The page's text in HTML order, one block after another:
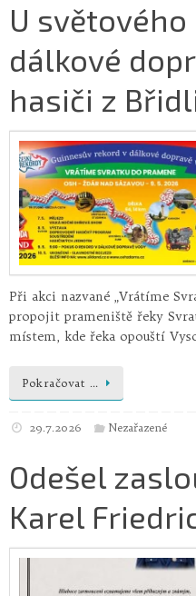
U
dálkové
hasiči z
Při akci nazvané „Vrátíme
propojit prameniště řeky
místem, kde řeka opouští
Pokračovat …
29.7.2026 Nezařazené
Odešel
Karel